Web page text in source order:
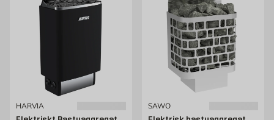
beställning av ditt nya bastuaggregat el från vår hemsida idag.
HARVIA SAWO